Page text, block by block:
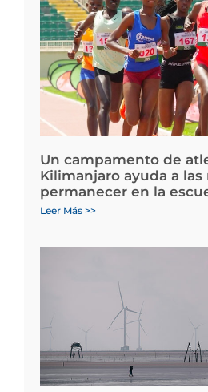
Un campamento de
Kilimanjaro ayuda a las
permanecer en la
Leer Más >>